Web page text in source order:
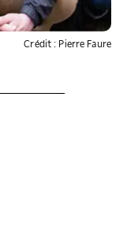
Crédit : Pierre Faure